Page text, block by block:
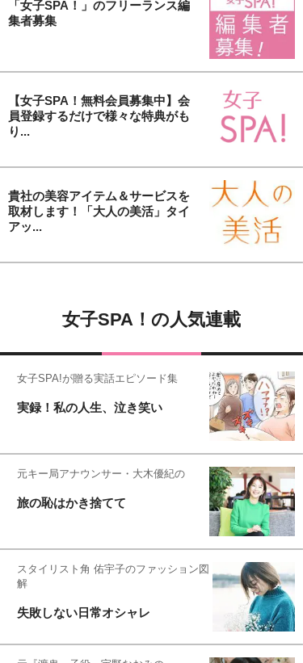
「女子SPA！」のフリーランス編
集者募集
【女子SPA！無料会員募集中】会
員登録するだけで様々な特典がも
り...
貴社の美容アイテム＆サービスを
取材します！「大人の美活」タイ
アッ...
女子SPA！の人気連載
女子SPA!が贈る実話エピソード集
実録！私の人生、泣き笑い
元キー局アナウンサー・大木優紀の
旅の恥はかき捨てて
スタイリスト角 佑宇子のファッション図
解
失敗しない日常オシャレ